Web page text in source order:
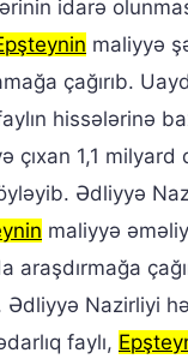
idarə
maliyyə
çağırıb.
hissələrinə
çıxan 1,1
Ədliyyə
maliyyə
araşdırmağa
Nazirliyi
faylı,